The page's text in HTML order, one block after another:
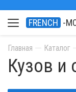
FRENCH -
Главная Каталог
Кузов и